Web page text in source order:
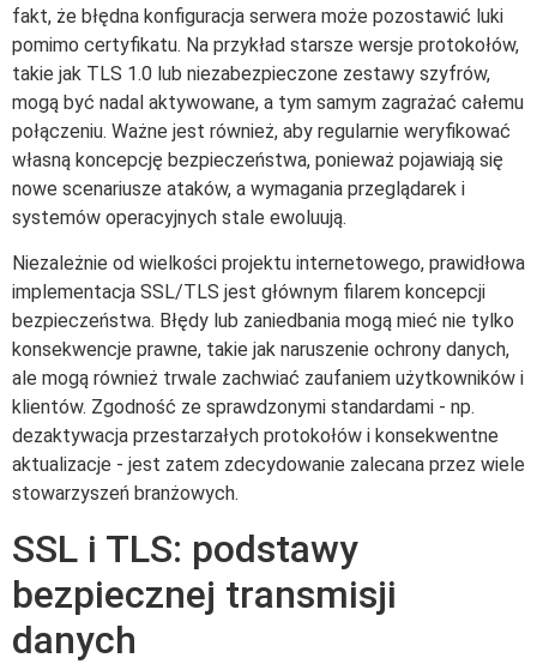
fakt, że błędna konfiguracja serwera może pozostawić luki
pomimo certyfikatu. Na przykład starsze wersje protokołów,
takie jak TLS 1.0 lub niezabezpieczone zestawy szyfrów,
mogą być nadal aktywowane, a tym samym zagrażać całemu
połączeniu. Ważne jest również, aby regularnie weryfikować
własną koncepcję bezpieczeństwa, ponieważ pojawiają się
nowe scenariusze ataków, a wymagania przeglądarek i
systemów operacyjnych stale ewoluują.
Niezależnie od wielkości projektu internetowego, prawidłowa
implementacja SSL/TLS jest głównym filarem koncepcji
bezpieczeństwa. Błędy lub zaniedbania mogą mieć nie tylko
konsekwencje prawne, takie jak naruszenie ochrony danych,
ale mogą również trwale zachwiać zaufaniem użytkowników i
klientów. Zgodność ze sprawdzonymi standardami - np.
dezaktywacja przestarzałych protokołów i konsekwentne
aktualizacje - jest zatem zdecydowanie zalecana przez wiele
stowarzyszeń branżowych.
SSL i TLS: podstawy
bezpiecznej transmisji
danych